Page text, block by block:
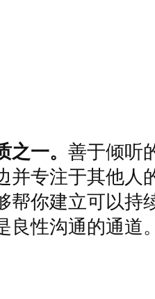
一。 善于倾听
并专注于其他人
你建立可以持
性沟通的通道。